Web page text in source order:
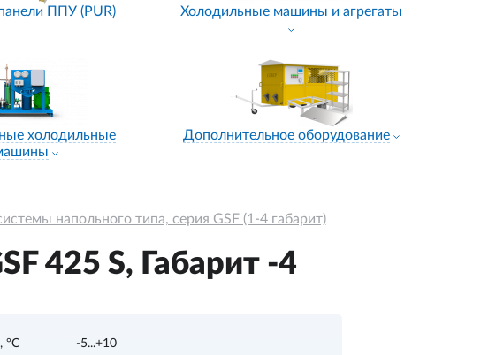
ППУ (PUR) Холодильные машины и агрегаты
холодильные
Дополнительное оборудование
напольного типа, серия GSF (1-4 габарит)
425 S, Габарит -4
°С
-5...+10